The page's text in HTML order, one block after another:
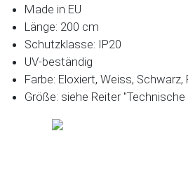
Made in EU
Länge: 200 cm
Schutzklasse: IP20
UV-beständig
Farbe: Eloxiert, Weiss, Schwarz,
Größe: siehe Reiter "Technische